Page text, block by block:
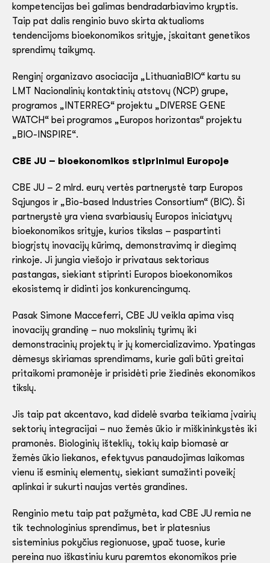
kompetencijas bei galimas bendradarbiavimo kryptis.
Taip pat dalis renginio buvo skirta aktualioms
tendencijoms bioekonomikos srityje, įskaitant genetikos
sprendimų taikymą.
Renginį organizavo asociacija „LithuaniaBIO“ kartu su
LMT Nacionalinių kontaktinių atstovų (NCP) grupe,
programos „INTERREG“ projektu „DIVERSE GENE
WATCH“ bei programos „Europos horizontas“ projektu
„BIO-INSPIRE“.
CBE JU – bioekonomikos stiprinimui Europoje
CBE JU – 2 mlrd. eurų vertės partnerystė tarp Europos
Sąjungos ir „Bio-based Industries Consortium“ (BIC). Ši
partnerystė yra viena svarbiausių Europos iniciatyvų
bioekonomikos srityje, kurios tikslas – paspartinti
biogrįstų inovacijų kūrimą, demonstravimą ir diegimą
rinkoje. Ji jungia viešojo ir privataus sektoriaus
pastangas, siekiant stiprinti Europos bioekonomikos
ekosistemą ir didinti jos konkurencingumą.
Pasak Simone Macceferri, CBE JU veikla apima visą
inovacijų grandinę – nuo mokslinių tyrimų iki
demonstracinių projektų ir jų komercializavimo. Ypatingas
dėmesys skiriamas sprendimams, kurie gali būti greitai
pritaikomi pramonėje ir prisidėti prie žiedinės ekonomikos
tikslų.
Jis taip pat akcentavo, kad didelė svarba teikiama įvairių
sektorių integracijai – nuo žemės ūkio ir miškininkystės iki
pramonės. Biologinių išteklių, tokių kaip biomasė ar
žemės ūkio liekanos, efektyvus panaudojimas laikomas
vienu iš esminių elementų, siekiant sumažinti poveikį
aplinkai ir sukurti naujas vertės grandines.
Renginio metu taip pat pažymėta, kad CBE JU remia ne
tik technologinius sprendimus, bet ir platesnius
sisteminius pokyčius regionuose, ypač tuose, kurie
pereina nuo iškastiniu kuru paremtos ekonomikos prie